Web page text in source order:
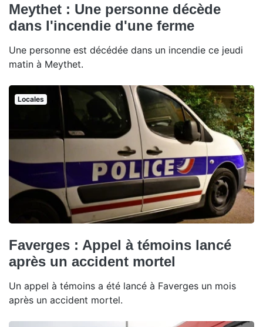
Meythet : Une personne décède
dans l'incendie d'une ferme
Une personne est décédée dans un incendie ce jeudi
matin à Meythet.
Locales
Faverges : Appel à témoins lancé
après un accident mortel
Un appel à témoins a été lancé à Faverges un mois
après un accident mortel.